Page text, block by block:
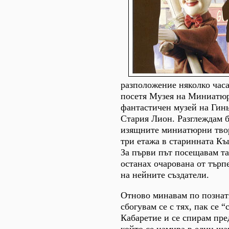
разположение няколко
посетя Музея на
фантастичен музей на
Стария Лион. Разглеждам
изящните миниатюрни
три етажа в старинната
За първи път посещавам
останах очарована от
на нейните създатели.
Отново минавам по
сбогувам се с тях, пак се
Кабаретие и се спирам